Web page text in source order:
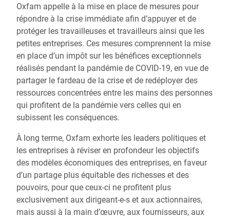
Oxfam appelle à la mise en place de mesures pour
répondre à la crise immédiate afin d’appuyer et de
protéger les travailleuses et travailleurs ainsi que les
petites entreprises. Ces mesures comprennent la mise
en place d’un impôt sur les bénéfices exceptionnels
réalisés pendant la pandémie de COVID-19, en vue de
partager le fardeau de la crise et de redéployer des
ressources concentrées entre les mains des personnes
qui profitent de la pandémie vers celles qui en
subissent les conséquences.
À long terme, Oxfam exhorte les leaders politiques et
les entreprises à réviser en profondeur les objectifs
des modèles économiques des entreprises, en faveur
d’un partage plus équitable des richesses et des
pouvoirs, pour que ceux-ci ne profitent plus
exclusivement aux dirigeant-e-s et aux actionnaires,
mais aussi à la main d’œuvre, aux fournisseurs, aux